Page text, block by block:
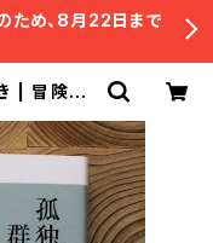
ため、8月22日まで
| 冒険研